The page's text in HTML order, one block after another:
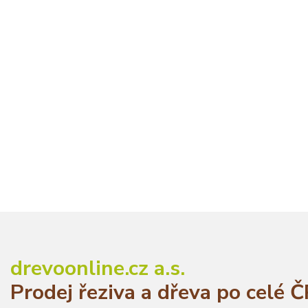
drevoonline.cz a.s.
Prodej řeziva a dřeva po celé